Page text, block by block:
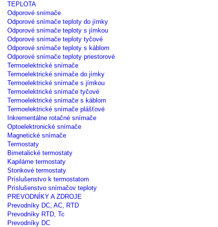
TEPLOTA
Odporové snímače
Odporové snímače teploty do jímky
Odporové snímače teploty s jímkou
Odporové snímače teploty tyčové
Odporové snímače teploty s káblom
Odporové snímače teploty priestorové
Termoelektrické snímače
Termoelektrické snímače do jímky
Termoelektrické snímače s jímkou
Termoelektrické snímače tyčové
Termoelektrické snímače s káblom
Termoelektrické snímače plášťové
Inkrementálne rotačné snímače
Optoelektronické snímače
Magnetické snímače
Termostaty
Bimetalické termostaty
Kapilárne termostaty
Stonkové termostaty
Príslušenstvo k termostatom
Príslušenstvo snímačov teploty
PREVODNÍKY A ZDROJE
Prevodníky DC, AC, RTD
Prevodníky RTD, Tc
Prevodníky DC